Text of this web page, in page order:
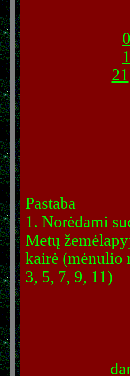
21
Pastaba
1. Norėdami
Metų
kairė (mėnulio
3, 5, 7, 9, 11)